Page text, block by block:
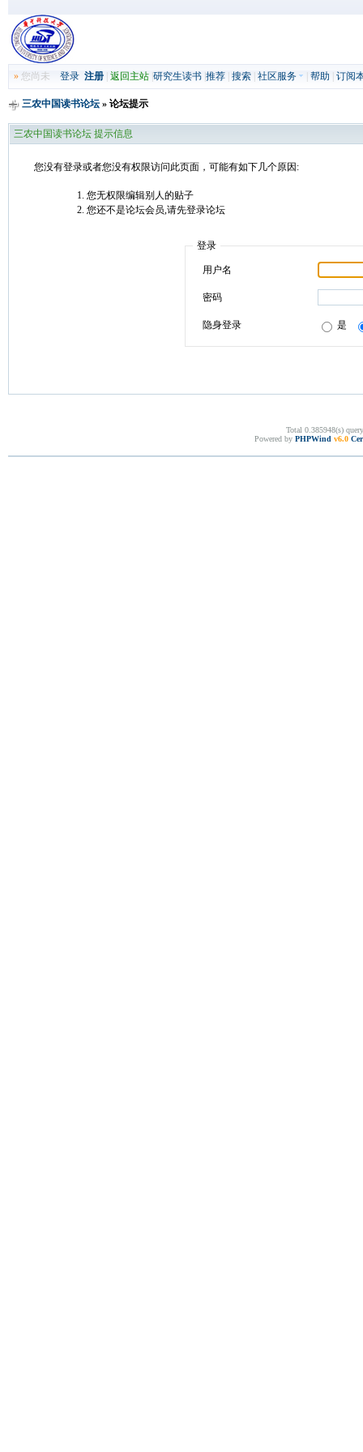
»您尚未 登录 注册| 返回主站| 研究生读书| 推荐| 搜索| 社区服务 帮助 订阅
三农中国读书论坛» 论坛提示
三农中国读书论坛 提示信息
您没有登录或者您没有权限访问此页面，可能有如下几个原因:
您无权限编辑别人的贴子
您还不是论坛会员,请先登录论坛
登录
用户名
密码
隐身登录 是
Total 0.385948(s)
Powered by PHPWind v6.0